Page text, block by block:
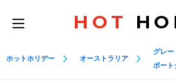
toggle
navigation
HOT
ホットホリデー オーストラリア
グレー
ポート